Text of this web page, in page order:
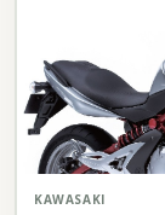
KAWASAKI